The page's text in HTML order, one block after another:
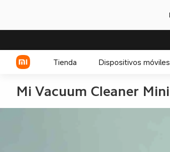
Tienda Dispositivos móviles
Mi Vacuum Cleaner Mini